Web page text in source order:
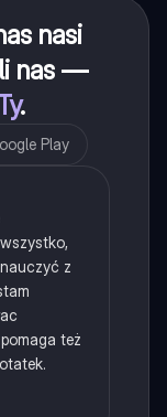
nasi
nas —
.
Play
z
też